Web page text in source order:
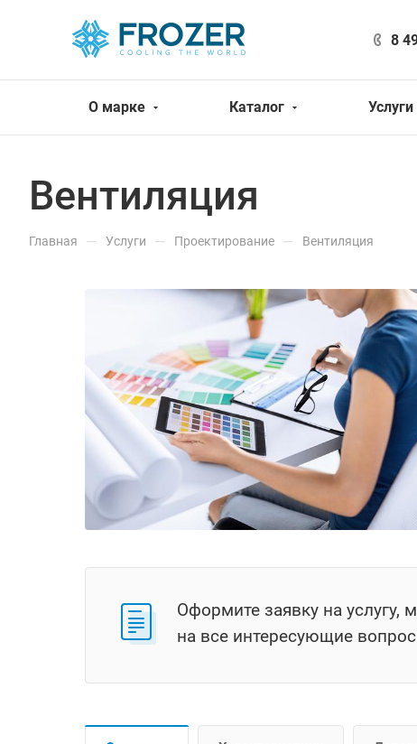
8
О марке Каталог Услуги
Вентиляция
Главная — Услуги — Проектирование — Вентиляция
Оформите заявку на
на все интересующие